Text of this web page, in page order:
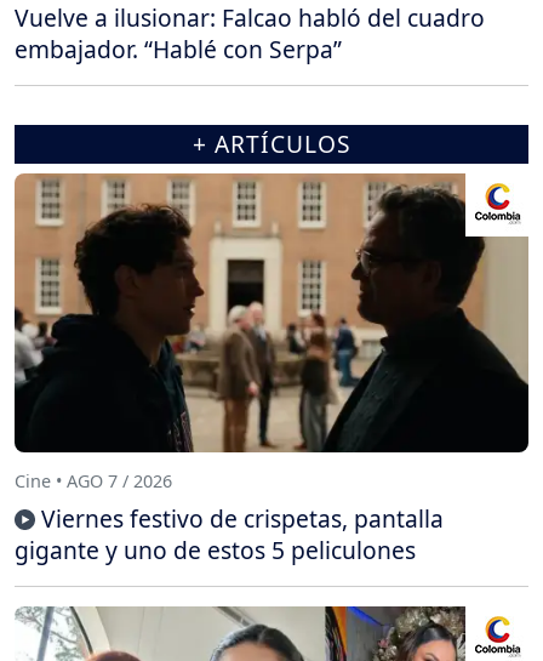
Vuelve a ilusionar: Falcao habló del cuadro
embajador. “Hablé con Serpa”
+ ARTÍCULOS
Cine • AGO 7 / 2026
Viernes festivo de crispetas, pantalla
gigante y uno de estos 5 peliculones